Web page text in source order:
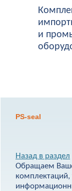
и
PS-seal
Назад в раздел
Обращаем
комплектаций,